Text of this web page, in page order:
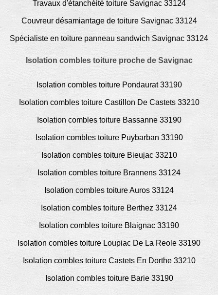
Travaux d'étanchéité toiture Savignac 33124
Couvreur désamiantage de toiture Savignac 33124
Spécialiste en toiture panneau sandwich Savignac 33124
Isolation combles toiture proche de Savignac
Isolation combles toiture Pondaurat 33190
Isolation combles toiture Castillon De Castets 33210
Isolation combles toiture Bassanne 33190
Isolation combles toiture Puybarban 33190
Isolation combles toiture Bieujac 33210
Isolation combles toiture Brannens 33124
Isolation combles toiture Auros 33124
Isolation combles toiture Berthez 33124
Isolation combles toiture Blaignac 33190
Isolation combles toiture Loupiac De La Reole 33190
Isolation combles toiture Castets En Dorthe 33210
Isolation combles toiture Barie 33190